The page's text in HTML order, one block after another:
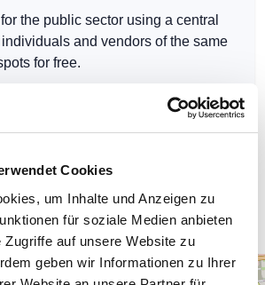
Cookies
um Inhalte und Anzeigen zu
für soziale Medien anbieten
Zugriffe auf unsere Website zu
geben wir Informationen zu Ihrer
the public sector using a central
and vendors of the same
for free.
Hotspots in Berlin